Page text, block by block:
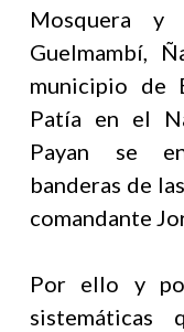
Mosquera
Guelmambí,
municipio de
Patía en el
Payan se
banderas de
comandante
Por ello y